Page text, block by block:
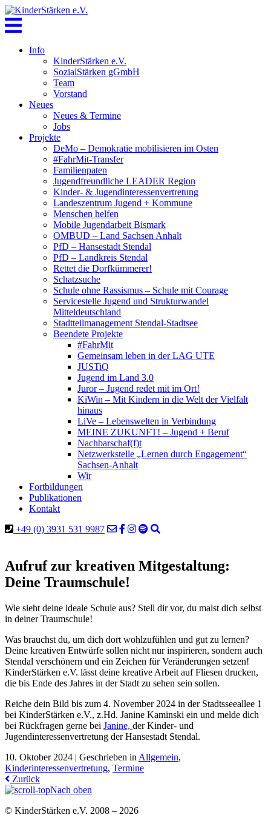
Skip
to
content
Info
KinderStärken e.V.
SozialStärken gGmbH
Team
Vorstand
Neues
Neues & Termine
Jobs
Projekte
DeMo – Demokratie mobilisieren im Osten
#FahrMit-Transfer
Familienpaten
Jugendfreundliche LEADER Region
Kinder- & Jugendinteressenvertretung
Landeszentrum Jugend + Kommune
Menschen helfen
Mobile Jugendarbeit Bismark
OMBUD – Land Sachsen Anhalt
PfD – Hansestadt Stendal
PfD – Landkreis Stendal
Rettet die Dorfkümmerer!
Schatzsuche
Schule ohne Rassismus – Schule mit Courage
Servicestelle Jugend und Strukturwandel
Mitteldeutschland
Stadtteilmanagement Stendal-Stadtsee
Beendete Projekte
#FahrMit
Gemeinsam leben in der LAG UTE
JUSTiQ
Jugend im Land 3.0
Juror – Jugend redet mit im Ort!
KiWin – Mit Kindern in die Welt der Vielfalt
hinaus
LiVe – Lebenswelten in Verbindung
MEINE ZUKUNFT! – Jugend + Beruf
Nachbarschaf(f)t
Netzwerkstelle „Lernen durch Engagement“
Sachsen-Anhalt
Wir
Fortbildungen
Publikationen
Kontakt
+49 (0) 3931 531 9987
Aufruf zur kreativen Mitgestaltung:
Deine Traumschule!
Wie sieht deine ideale Schule aus? Stell dir vor, du malst dich selbst
in deiner Traumschule!
Was brauchst du, um dich dort wohlzufühlen und gut zu lernen?
Deine kreativen Entwürfe sollen nicht nur inspirieren, sondern auch
Stendal verschönern und ein Zeichen für Veränderungen setzen!
KinderStärken e.V. lässt deine kreative Arbeit auf Fliesen drucken,
die bis Ende des Jahres in der Stadt zu sehen sein sollen.
Reiche dein Bild bis zum 4. November 2024 in der Stadtsseeallee 1
bei KinderStärken e.V., z.Hd. Janine Kaminski ein und melde dich
bei Rückfragen gerne bei Janine, der Kinder- und
Jugendinteressenvertretung der Hansestadt Stendal.
10. Oktober 2024 | Geschrieben in Allgemein,
Kinderinteressenvertretung, Termine
Zurück
Nach oben
© KinderStärken e.V. 2008 – 2026